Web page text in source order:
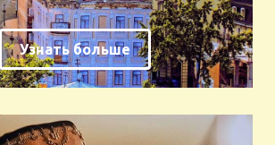
Узнать больше